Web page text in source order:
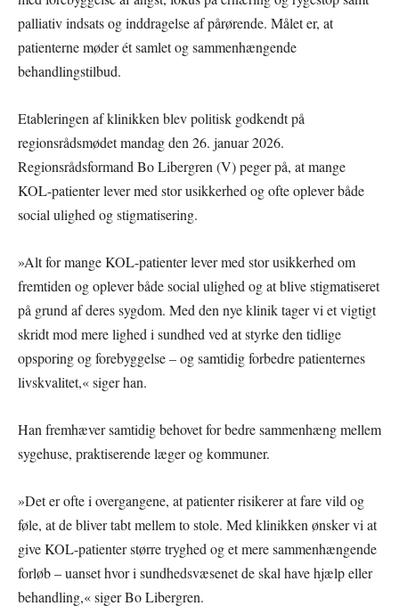
palliativ indsats og inddragelse af pårørende. Målet er, at
patienterne møder ét samlet og sammenhængende
behandlingstilbud.
Etableringen af klinikken blev politisk godkendt på
regionsrådsmødet mandag den 26. januar 2026.
Regionsrådsformand Bo Libergren (V) peger på, at mange
KOL-patienter lever med stor usikkerhed og ofte oplever både
social ulighed og stigmatisering.
»Alt for mange KOL-patienter lever med stor usikkerhed om
fremtiden og oplever både social ulighed og at blive stigmatiseret
på grund af deres sygdom. Med den nye klinik tager vi et vigtigt
skridt mod mere lighed i sundhed ved at styrke den tidlige
opsporing og forebyggelse – og samtidig forbedre patienternes
livskvalitet,« siger han.
Han fremhæver samtidig behovet for bedre sammenhæng mellem
sygehuse, praktiserende læger og kommuner.
»Det er ofte i overgangene, at patienter risikerer at fare vild og
føle, at de bliver tabt mellem to stole. Med klinikken ønsker vi at
give KOL-patienter større tryghed og et mere sammenhængende
forløb – uanset hvor i sundhedsvæsenet de skal have hjælp eller
behandling,« siger Bo Libergren.